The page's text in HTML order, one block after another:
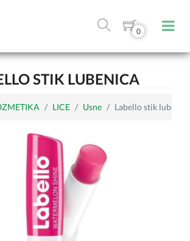
0
STIK LUBENICA
LICE Usne Labello stik